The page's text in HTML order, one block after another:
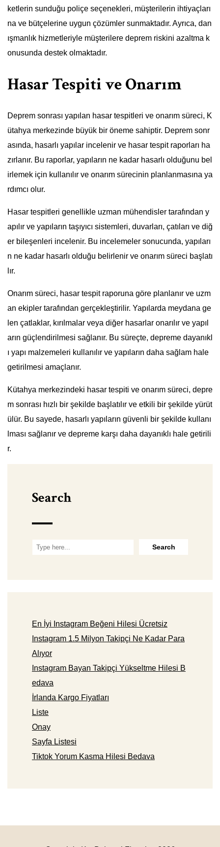
ketlerin sunduğu poliçe seçenekleri, müşterilerin ihtiyaçları
na ve bütçelerine uygun çözümler sunmaktadır. Ayrıca, dan
ışmanlık hizmetleriyle müşterilere deprem riskini azaltma k
onusunda destek olmaktadır.
Hasar Tespiti ve Onarım
Deprem sonrası yapılan hasar tespitleri ve onarım süreci, K
ütahya merkezinde büyük bir öneme sahiptir. Deprem sonr
asında, hasarlı yapılar incelenir ve hasar tespit raporları ha
zırlanır. Bu raporlar, yapıların ne kadar hasarlı olduğunu bel
irlemek için kullanılır ve onarım sürecinin planlanmasına ya
rdımcı olur.
Hasar tespitleri genellikle uzman mühendisler tarafından y
apılır ve yapıların taşıyıcı sistemleri, duvarları, çatıları ve diğ
er bileşenleri incelenir. Bu incelemeler sonucunda, yapıları
n ne kadar hasarlı olduğu belirlenir ve onarım süreci başlatı
lır.
Onarım süreci, hasar tespit raporuna göre planlanır ve uzm
an ekipler tarafından gerçekleştirilir. Yapılarda meydana ge
len çatlaklar, kırılmalar veya diğer hasarlar onarılır ve yapıl
arın güçlendirilmesi sağlanır. Bu süreçte, depreme dayanıkl
ı yapı malzemeleri kullanılır ve yapıların daha sağlam hale
getirilmesi amaçlanır.
Kütahya merkezindeki hasar tespiti ve onarım süreci, depre
m sonrası hızlı bir şekilde başlatılır ve etkili bir şekilde yürüt
ülür. Bu sayede, hasarlı yapıların güvenli bir şekilde kullanı
lması sağlanır ve depreme karşı daha dayanıklı hale getirili
r.
Search
En İyi Instagram Beğeni Hilesi Ücretsiz
Instagram 1.5 Milyon Takipçi Ne Kadar Para
Alıyor
Instagram Bayan Takipçi Yükseltme Hilesi B
edava
İrlanda Kargo Fiyatları
Liste
Onay
Sayfa Listesi
Tiktok Yorum Kasma Hilesi Bedava